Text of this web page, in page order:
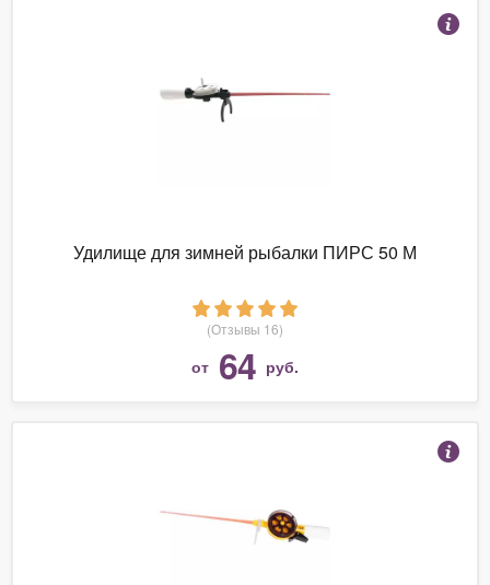
Удилище для зимней рыбалки ПИРС 50 М
(Отзывы 16)
от 64 руб.